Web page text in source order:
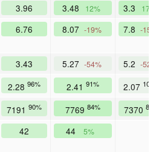
3.96 3.48 12% 3.3
6.76 8.07 -19% 7.8 -
3.43 5.27 -54% 5.2 -
2.28 96% 2.41 91% 2.07
7191 90% 7769 84% 7370
42 44 5%